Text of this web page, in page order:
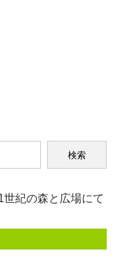
紀の森と広場にて